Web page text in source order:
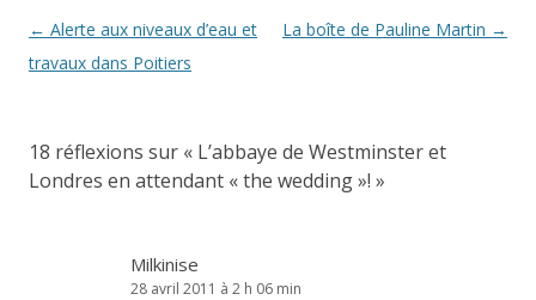
Navigation
des
← Alerte aux niveaux d’eau et
travaux dans Poitiers
La boîte de Pauline Martin →
18 réflexions sur « L’abbaye de Westminster et
Londres en attendant « the wedding »! »
Milkinise
28 avril 2011 à 2 h 06 min